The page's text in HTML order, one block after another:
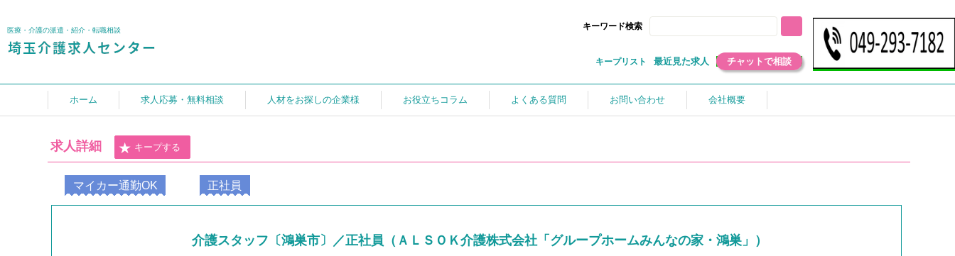
医療・介護の派遣・紹介・転職相談 キーワード検索
キープリスト 最近見た求人 チャットで相談
ホーム 求人応募・無料相談 人材をお探しの企業様 お役立ちコラム よくある質問 お問い合わせ 会社概要
求人詳細 キープする
マイカー通勤OK 正社員
介護スタッフ〔鴻巣市〕／正社員（ＡＬＳＯＫ介護株式会社「グループホームみんなの家・鴻巣」）